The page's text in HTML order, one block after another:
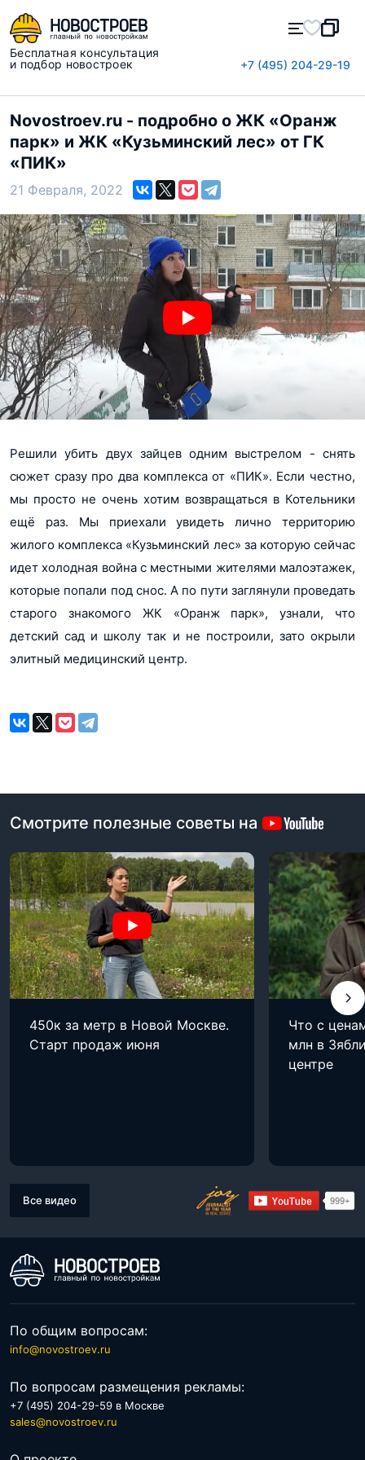
Бесплатная консультация
и подбор новостроек
+7 (495) 204-29-19
Novostroev.ru - подробно о ЖК «Оранж
парк» и ЖК «Кузьминский лес» от ГК
«ПИК»
21 Февраля, 2022
Решили убить двух зайцев одним выстрелом - снять
сюжет сразу про два комплекса от «ПИК». Если честно,
мы просто не очень хотим возвращаться в Котельники
ещё раз. Мы приехали увидеть лично территорию
жилого комплекса «Кузьминский лес» за которую сейчас
идет холодная война с местными жителями малоэтажек,
которые попали под снос. А по пути заглянули проведать
старого знакомого ЖК «Оранж парк», узнали, что
детский сад и школу так и не построили, зато окрыли
элитный медицинский центр.
Смотрите полезные советы на
450к за метр в Новой Москве.
Старт продаж июня
Что с
млн в
центре
Все видео
По общим вопросам:
info@novostroev.ru
По вопросам размещения рекламы:
+7 (495) 204-29-59 в Москве
sales@novostroev.ru